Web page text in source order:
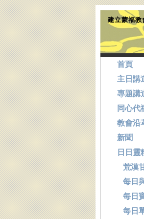
建立蒙福教
首頁
主日講
專題講
同心代
教會沿
新聞
日日靈
荒漠
每日
每日
每日